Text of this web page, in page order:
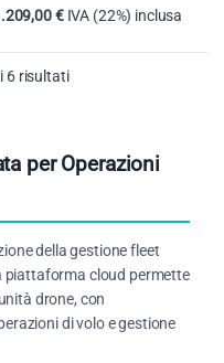
€ IVA (22%) inclusa
6 risultati
per Operazioni
della gestione fleet
piattaforma cloud permette
drone, con
di volo e gestione